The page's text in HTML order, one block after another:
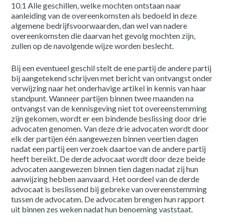
10.1 Alle geschillen, welke mochten ontstaan naar
aanleiding van de overeenkomsten als bedoeld in deze
algemene bedrijfsvoorwaarden, dan wel van nadere
overeenkomsten die daarvan het gevolg mochten zijn,
zullen op de navolgende wijze worden beslecht.
Bij een eventueel geschil stelt de ene partij de andere partij
bij aangetekend schrijven met bericht van ontvangst onder
verwijzing naar het onderhavige artikel in kennis van haar
standpunt. Wanneer partijen binnen twee maanden na
ontvangst van de kennisgeving niet tot overeenstemming
zijn gekomen, wordt er een bindende beslissing door drie
advocaten genomen. Van deze drie advocaten wordt door
elk der partijen één aangewezen binnen veertien dagen
nadat een partij een verzoek daartoe van de andere partij
heeft bereikt. De derde advocaat wordt door deze beide
advocaten aangewezen binnen tien dagen nadat zij hun
aanwijzing hebben aanvaard. Het oordeel van de derde
advocaat is beslissend bij gebreke van overeenstemming
tussen de advocaten. De advocaten brengen hun rapport
uit binnen zes weken nadat hun benoeming vaststaat.